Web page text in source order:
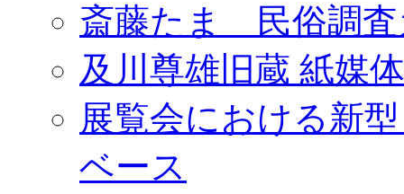
斎藤たま 民俗調査
及川尊雄旧蔵 紙媒
展覧会における新
ベース